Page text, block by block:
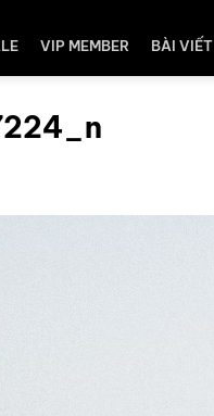
VIP MEMBER BÀI VIẾT